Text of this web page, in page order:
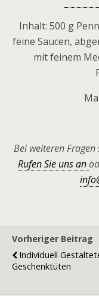
Inhalt: 500 g
feine Saucen,
mit feinem
Bei weiteren
Rufen Sie uns an
Vorheriger Beitrag
Individuell
Geschenktüten